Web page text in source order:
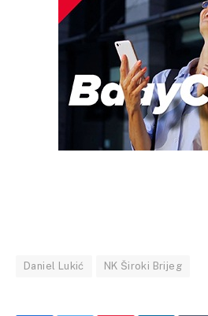
Daniel Lukić NK Široki Brijeg